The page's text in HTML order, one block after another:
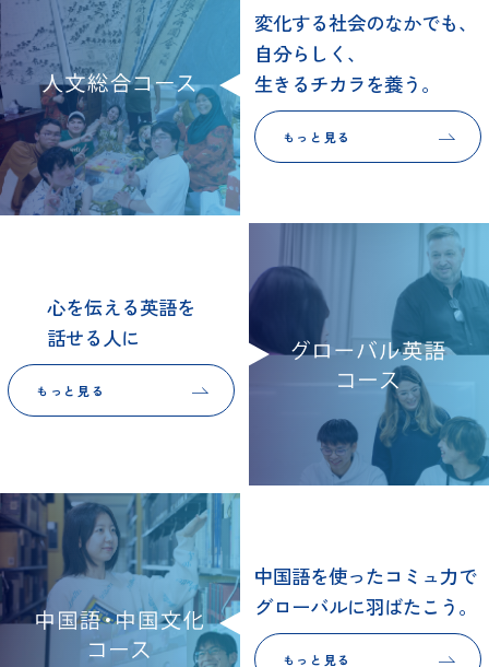
変化する社会のなかでも、
自分らしく、
生きるチカラを養う。
もっと見る
心を伝える英語を
話せる人に
もっと見る
中国語を使ったコミュ力で
グローバルに羽ばたこう。
もっと見る